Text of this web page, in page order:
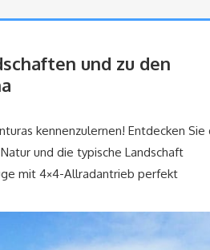
und zu den
kennenzulernen! Entdecken Sie
und die typische Landschaft
mit 4×4-Allradantrieb perfekt